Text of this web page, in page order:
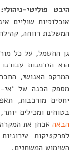
היבט פוליטי-ניהולי:
אוכלוסיות שוליים
המשלבת רווחה,
גן החשמל, על כל
הוא הזדמנות
המרקם האנושי,
מספק הבנה של
יחסים מורכבות,
בטוחים ומכילים
הבאה אבחן את
לפרקטיקות
השימוש המשתנים.